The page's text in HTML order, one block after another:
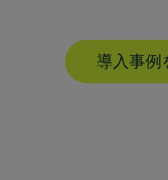
導入事例